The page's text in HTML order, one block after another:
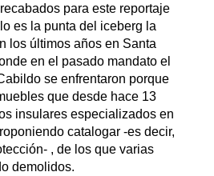
para este reportaje
es la punta del iceberg la
los últimos años en Santa
en el pasado mandato el
se enfrentaron porque
que desde hace 13
insulares especializados en
catalogar -es decir,
, de los que varias
demolidos.